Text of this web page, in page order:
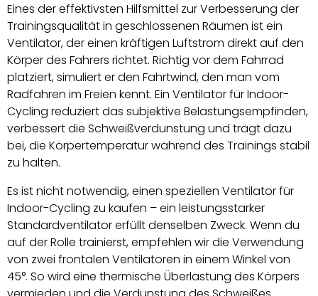
Eines der effektivsten Hilfsmittel zur Verbesserung der
Trainingsqualität in geschlossenen Räumen ist ein
Ventilator, der einen kräftigen Luftstrom direkt auf den
Körper des Fahrers richtet. Richtig vor dem Fahrrad
platziert, simuliert er den Fahrtwind, den man vom
Radfahren im Freien kennt. Ein Ventilator für Indoor-
Cycling reduziert das subjektive Belastungsempfinden,
verbessert die Schweißverdunstung und trägt dazu
bei, die Körpertemperatur während des Trainings stabil
zu halten.
Es ist nicht notwendig, einen speziellen Ventilator für
Indoor-Cycling zu kaufen – ein leistungsstarker
Standardventilator erfüllt denselben Zweck. Wenn du
auf der Rolle trainierst, empfehlen wir die Verwendung
von zwei frontalen Ventilatoren in einem Winkel von
45°. So wird eine thermische Überlastung des Körpers